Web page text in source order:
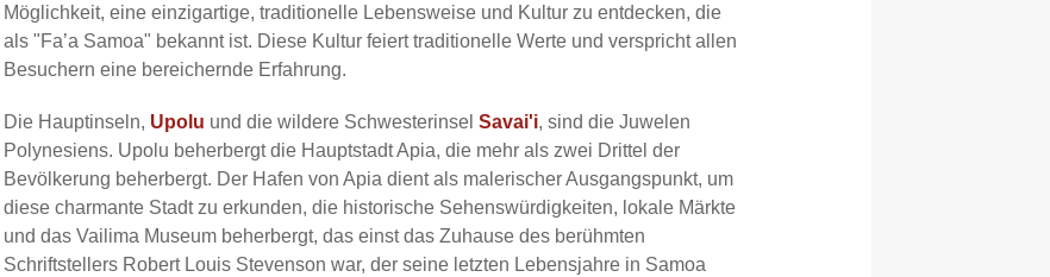
Möglichkeit, eine einzigartige, traditionelle Lebensweise und Kultur zu entdecken, die
als "Fa’a Samoa" bekannt ist. Diese Kultur feiert traditionelle Werte und verspricht allen
Besuchern eine bereichernde Erfahrung.
Die Hauptinseln, Upolu und die wildere Schwesterinsel Savai'i, sind die Juwelen
Polynesiens. Upolu beherbergt die Hauptstadt Apia, die mehr als zwei Drittel der
Bevölkerung beherbergt. Der Hafen von Apia dient als malerischer Ausgangspunkt, um
diese charmante Stadt zu erkunden, die historische Sehenswürdigkeiten, lokale Märkte
und das Vailima Museum beherbergt, das einst das Zuhause des berühmten
Schriftstellers Robert Louis Stevenson war, der seine letzten Lebensjahre in Samoa